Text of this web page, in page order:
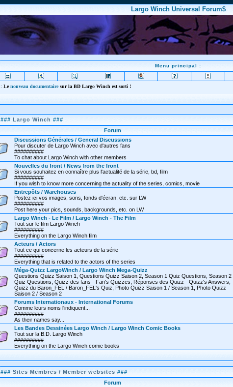
Largo Winch Universal Forum$
Menu principal :
: Lenouveau documentairesur la BD Largo Winch est sorti !
### Largo Winch ###
Forum
Discussions Générales / General Discussions
Pour discuter de Largo Winch avec d'autres fans
##########
To chat about Largo Winch with other members
Nouvelles du front / News from the front
Si vous souhaitez en connaître plus l'actualité de la série, bd, film
##########
If you wish to know more concerning the actuality of the series, comics, movie
Entrepôts / Warehouses
Postez ici vos images, sons, fonds d'écran, etc. sur LW
##########
Post here your pics, sounds, backgrounds, etc. on LW
Largo Winch - Le Film / Largo Winch - The Film
Tout sur le film Largo Winch
##########
Everything on the Largo Winch film
Acteurs / Actors
Tout ce qui concerne les acteurs de la série
##########
Everything that is related to the actors of the series
Méga-Quizz LargoWinch / Largo Winch Mega-Quizz
Questions Quizz Saison 1, Questions Quizz Saison 2, Season 1 Quiz Questions, Season 2
Quiz Questions, Quizz des fans - Fan's Quizzes, Réponses des Quizz - Quizz's Answers,
Quizz du Baron_FEL / Baron_FEL's Quiz, Photo Quizz Saison 1 / Season 1, Photo Quizz
Saison 2 / Season 2
Forums Internationaux - International Forums
Comme leurs noms l'indiquent...
##########
As their names say...
Les Bandes Dessinées Largo Winch / Largo Winch Comic Books
Tout sur la B.D. Largo Winch
##########
Everything on the Largo Winch comic books
### Sites Membres / Member websites ###
Forum